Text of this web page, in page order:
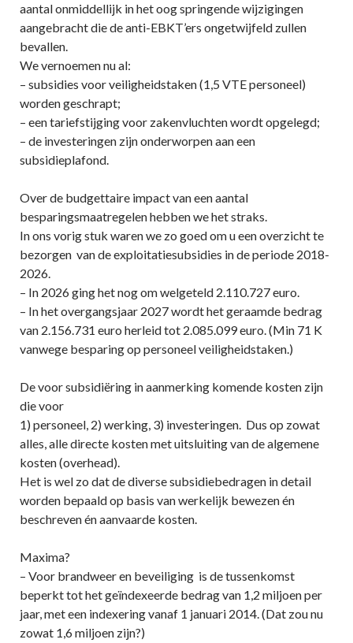
aantal onmiddellijk in het oog springende wijzigingen
aangebracht die de anti-EBKT’ers ongetwijfeld zullen
bevallen.
We vernoemen nu al:
– subsidies voor veiligheidstaken (1,5 VTE personeel)
worden geschrapt;
– een tariefstijging voor zakenvluchten wordt opgelegd;
– de investeringen zijn onderworpen aan een
subsidieplafond.
Over de budgettaire impact van een aantal
besparingsmaatregelen hebben we het straks.
In ons vorig stuk waren we zo goed om u een overzicht te
bezorgen van de exploitatiesubsidies in de periode 2018-
2026.
– In 2026 ging het nog om welgeteld 2.110.727 euro.
– In het overgangsjaar 2027 wordt het geraamde bedrag
van 2.156.731 euro herleid tot 2.085.099 euro. (Min 71 K
vanwege besparing op personeel veiligheidstaken.)
De voor subsidiëring in aanmerking komende kosten zijn
die voor
1) personeel, 2) werking, 3) investeringen. Dus op zowat
alles, alle directe kosten met uitsluiting van de algemene
kosten (overhead).
Het is wel zo dat de diverse subsidiebedragen in detail
worden bepaald op basis van werkelijk bewezen én
beschreven én aanvaarde kosten.
Maxima?
– Voor brandweer en beveiliging is de tussenkomst
beperkt tot het geïndexeerde bedrag van 1,2 miljoen per
jaar, met een indexering vanaf 1 januari 2014. (Dat zou nu
zowat 1,6 miljoen zijn?)